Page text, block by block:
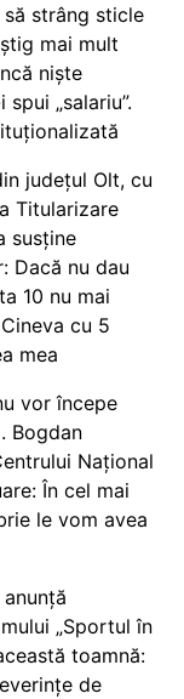
strâng sticle
mai mult
niște
„salariu”.
județul Olt, cu
Titularizare
susține
Dacă nu dau
10 nu mai
cu 5
mea
vor începe
Bogdan
Național
În cel mai
le vom avea
„Sportul în
toamnă:
de